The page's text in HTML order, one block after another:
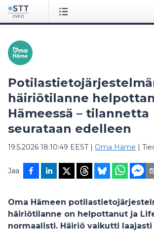
häiriötilanne
Hämeessä – tilannetta
seurataan edelleen
19.5.2026 18:10:49 EEST| Oma Häme |
Jaa
Oma Hämeen
häiriötilanne on helpottanut ja
normaalisti. Häiriö vaikutti laajasti